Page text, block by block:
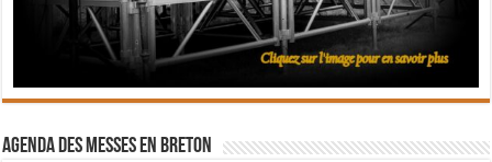
Agenda des messes en breton